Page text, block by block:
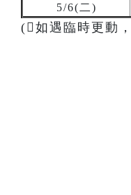
5/6(二)
(如遇臨時更動